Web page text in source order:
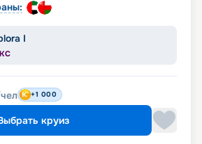
I
+1 000
круиз